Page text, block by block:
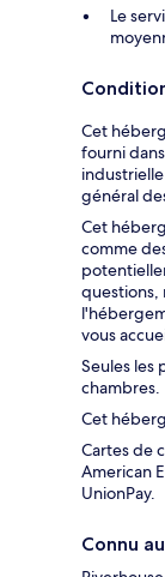
Le
Cet
fourni
général
Cet
comme
questions,
vous
Seules les
chambres.
Cet
Cartes de
American
UnionPay.
Connu